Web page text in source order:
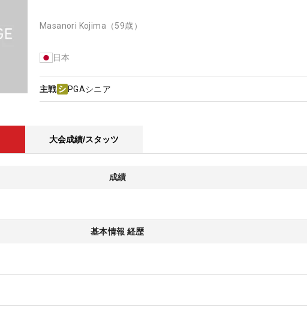
Masanori Kojima （59歳）
日本
主戦 PGAシニア
大会成績/スタッツ
成績
基本情報 経歴